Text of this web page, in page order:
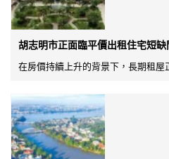
胡志明市正面臨平價出租住宅短缺
在房價持續上升的背景下，長期租